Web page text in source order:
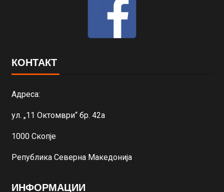
КОНТАКТ
Адреса:
ул. „11 Октомври“ бр. 42а
1000 Скопје
Република Северна Македонија
ИНФОРМАЦИИ